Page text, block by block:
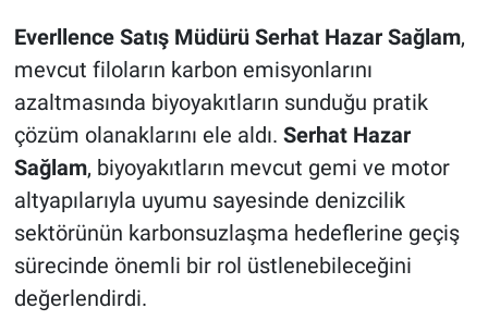
Everllence Satış Müdürü Serhat Hazar Sağlam,
mevcut filoların karbon emisyonlarını
azaltmasında biyoyakıtların sunduğu pratik
çözüm olanaklarını ele aldı. Serhat Hazar
Sağlam, biyoyakıtların mevcut gemi ve motor
altyapılarıyla uyumu sayesinde denizcilik
sektörünün karbonsuzlaşma hedeflerine geçiş
sürecinde önemli bir rol üstlenebileceğini
değerlendirdi.